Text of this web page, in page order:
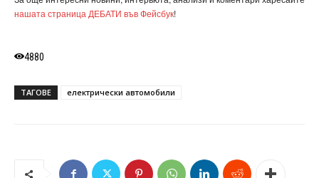
нашата страница ДЕБАТИ във Фейсбук!
4880
ТАГОВЕ електрически автомобили